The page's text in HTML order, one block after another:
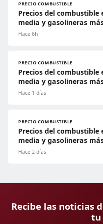
PRECIO COMBUSTIBLE
Precios del combustible
media y gasolineras
Hace 6h
PRECIO COMBUSTIBLE
Precios del combustible
media y gasolineras
Hace 1 días
PRECIO COMBUSTIBLE
Precios del combustible
media y gasolineras
Hace 2 días
Recibe las noticias
tu